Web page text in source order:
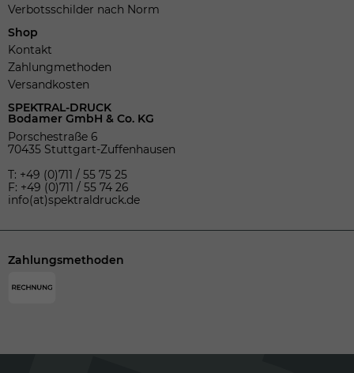
Verbotsschilder nach Norm
Shop
Kontakt
Zahlungmethoden
Versandkosten
SPEKTRAL-DRUCK
Bodamer GmbH & Co. KG
Porschestraße 6
70435 Stuttgart-Zuffenhausen
T: +49 (0)711 / 55 75 25
F: +49 (0)711 / 55 74 26
info(at)spektraldruck.de
Zahlungsmethoden